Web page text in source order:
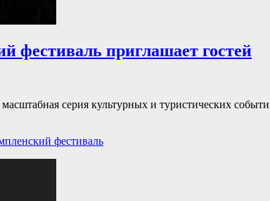
фестиваль приглашает гостей
серия культурных и туристических
фестиваль